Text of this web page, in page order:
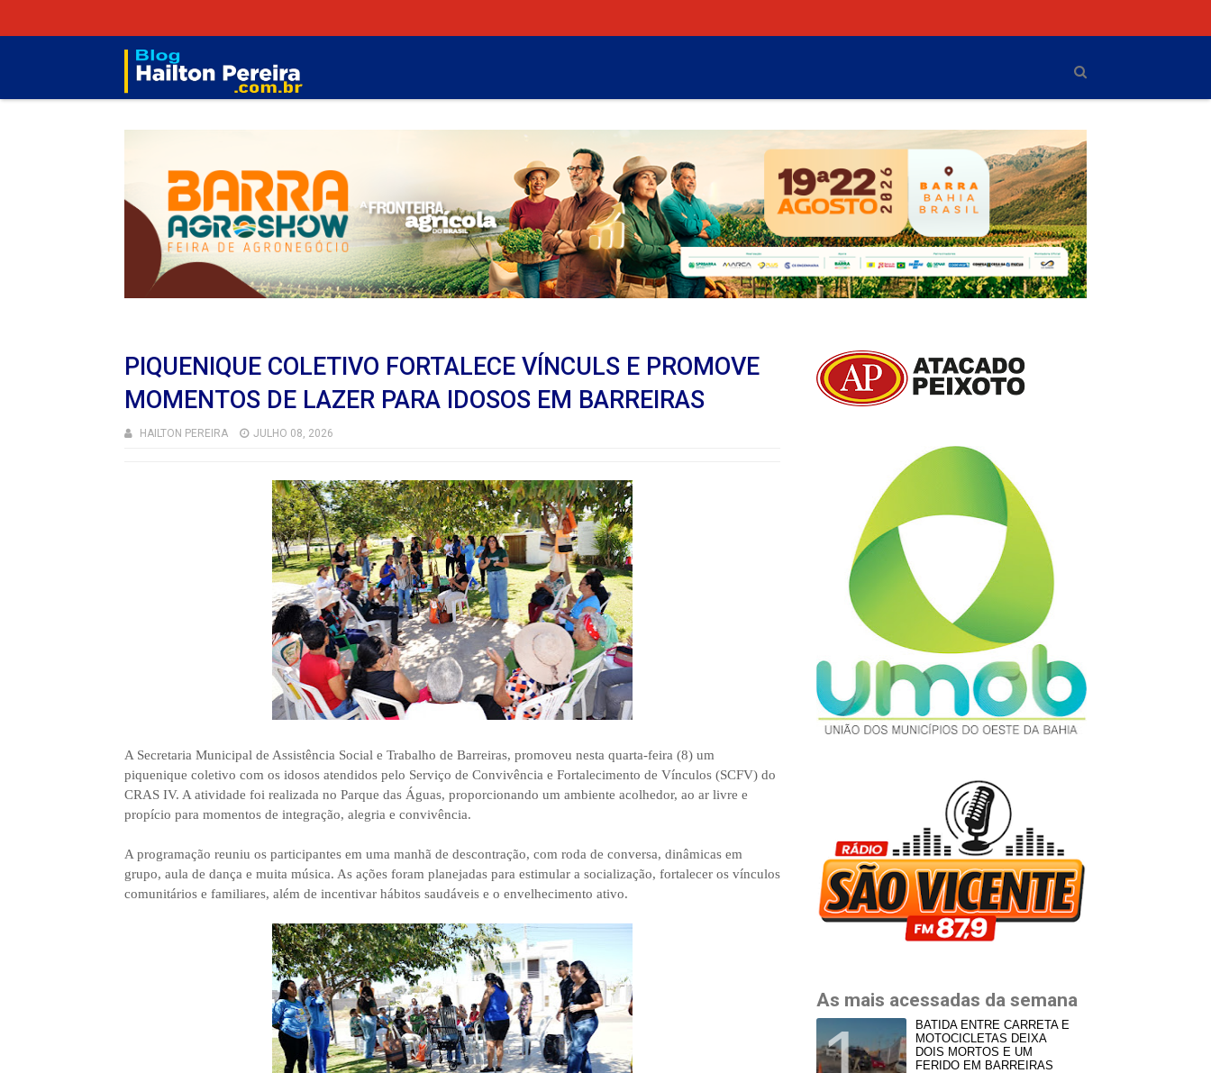
PIQUENIQUE COLETIVO FORTALECE VÍNCULS E PROMOVE
MOMENTOS DE LAZER PARA IDOSOS EM BARREIRAS
HAILTON PEREIRA JULHO 08, 2026
A Secretaria Municipal de Assistência Social e Trabalho de Barreiras, promoveu nesta quarta-feira (8) um
piquenique coletivo com os idosos atendidos pelo Serviço de Convivência e Fortalecimento de Vínculos (SCFV) do
CRAS IV. A atividade foi realizada no Parque das Águas, proporcionando um ambiente acolhedor, ao ar livre e
propício para momentos de integração, alegria e convivência.
A programação reuniu os participantes em uma manhã de descontração, com roda de conversa, dinâmicas em
grupo, aula de dança e muita música. As ações foram planejadas para estimular a socialização, fortalecer os vínculos
comunitários e familiares, além de incentivar hábitos saudáveis e o envelhecimento ativo.
As mais acessadas da semana
BATIDA ENTRE CARRETA E
MOTOCICLETAS DEIXA
DOIS MORTOS E UM
FERIDO EM BARREIRAS